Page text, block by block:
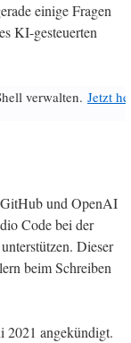
einige Fragen
KI-gesteuerten
verwalten. Jetzt
und OpenAI
Code bei der
Dieser
beim Schreiben
angekündigt.